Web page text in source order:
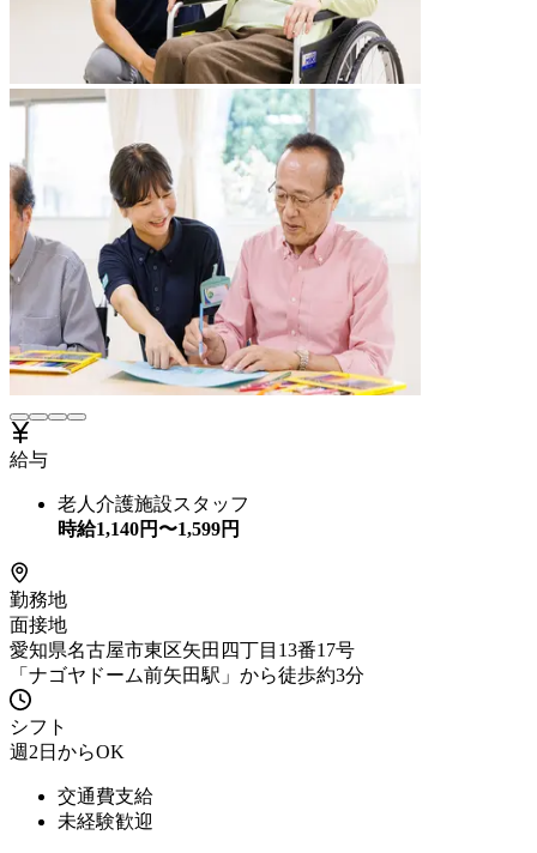
給与
老人介護施設スタッフ
時給1,140円〜1,599円
勤務地
面接地
愛知県名古屋市東区矢田四丁目13番17号
「ナゴヤドーム前矢田駅」から徒歩約3分
シフト
週2日からOK
交通費支給
未経験歓迎